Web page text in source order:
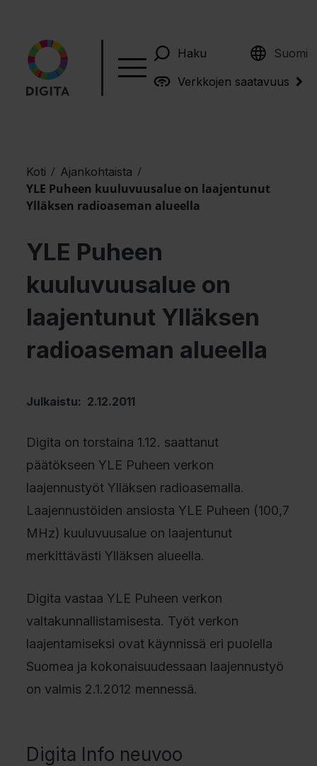
Haku Suomi
English
Verkkojen saatavuus
Koti / Ajankohtaista /
YLE Puheen kuuluvuusalue on laajentunut
Ylläksen radioaseman alueella
YLE Puheen
kuuluvuusalue on
laajentunut Ylläksen
radioaseman alueella
Julkaistu: 2.12.2011
Digita on torstaina 1.12. saattanut
päätökseen YLE Puheen verkon
laajennustyöt Ylläksen radioasemalla.
Laajennustöiden ansiosta YLE Puheen (100,7
MHz) kuuluvuusalue on laajentunut
merkittävästi Ylläksen alueella.
Digita vastaa YLE Puheen verkon
valtakunnallistamisesta. Työt verkon
laajentamiseksi ovat käynnissä eri puolella
Suomea ja kokonaisuudessaan laajennustyö
on valmis 2.1.2012 mennessä.
Digita Info neuvoo